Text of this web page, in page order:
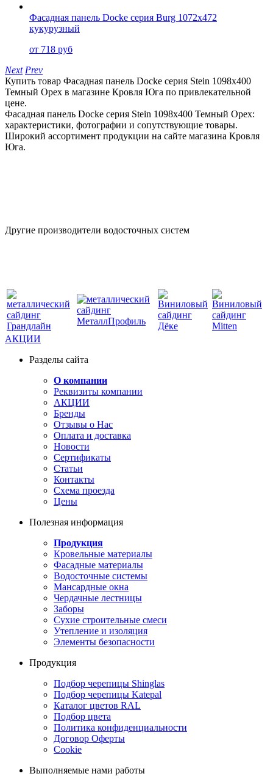
Фасадная панель Docke серия Burg 1072x472
кукурузный
от 718 руб
Next Prev
Купить товар Фасадная панель Docke серия Stein 1098x400
Темный Орех в магазине Кровля Юга по привлекательной
цене.
Фасадная панель Docke серия Stein 1098x400 Темный Орех:
характеристики, фотографии и сопутствующие товары.
Широкий ассортимент продукции на сайте магазина Кровля
Юга.
Другие производители водосточных систем
АКЦИИ
Разделы сайта
О компании
Реквизиты компании
АКЦИИ
Бренды
Отзывы о Нас
Оплата и доставка
Новости
Сертификаты
Статьи
Контакты
Схема проезда
Цены
Полезная информация
Продукция
Кровельные материалы
Фасадные материалы
Водосточные системы
Мансардные окна
Чердачные лестницы
Заборы
Сухие строительные смеси
Утепление и изоляция
Элементы безопасности
Продукция
Подбор черепицы Shinglas
Подбор черепицы Katepal
Каталог цветов RAL
Подбор цвета
Политика конфиденциальности
Договор Оферты
Cookie
Выполняемые нами работы